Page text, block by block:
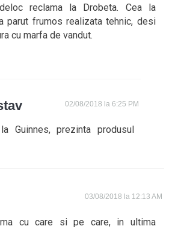
reclama la Drobeta. Cea la
parut frumos realizata tehnic, desi
cu marfa de vandut.
02/08/2018 la 6:25 PM
Guinnes, prezinta produsul
03/08/2018 la 12:13 AM
cu care si pe care, in ultima